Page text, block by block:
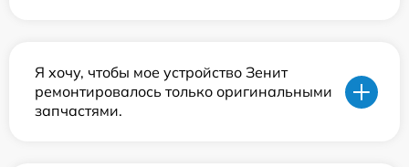
Я хочу, чтобы мое устройство Зенит
ремонтировалось только оригинальными
запчастями.